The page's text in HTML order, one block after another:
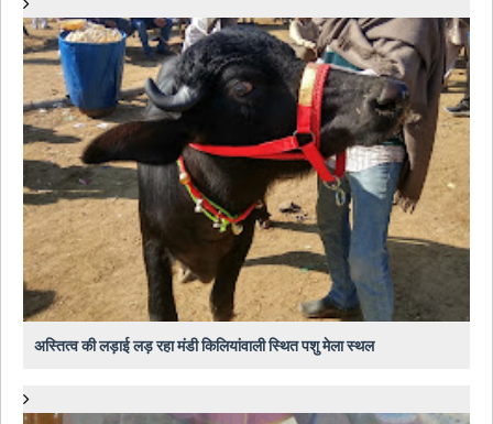
अस्तित्व की लड़ाई लड़ रहा मंडी किलियांवाली स्थित पशु मेला स्थल